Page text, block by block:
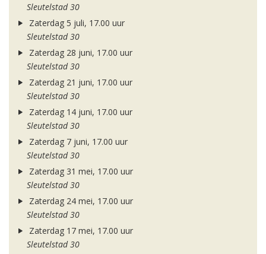
Sleutelstad 30
Zaterdag 5 juli, 17.00 uur
Sleutelstad 30
Zaterdag 28 juni, 17.00 uur
Sleutelstad 30
Zaterdag 21 juni, 17.00 uur
Sleutelstad 30
Zaterdag 14 juni, 17.00 uur
Sleutelstad 30
Zaterdag 7 juni, 17.00 uur
Sleutelstad 30
Zaterdag 31 mei, 17.00 uur
Sleutelstad 30
Zaterdag 24 mei, 17.00 uur
Sleutelstad 30
Zaterdag 17 mei, 17.00 uur
Sleutelstad 30